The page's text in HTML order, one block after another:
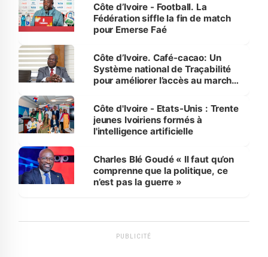
Côte d’Ivoire - Football. La
Fédération siffle la fin de match
pour Emerse Faé
Côte d’Ivoire. Café-cacao: Un
Système national de Traçabilité
pour améliorer l’accès au marché
Côte d'Ivoire - Etats-Unis : Trente
jeunes Ivoiriens formés à
l'intelligence artificielle
Charles Blé Goudé « Il faut qu’on
comprenne que la politique, ce
n’est pas la guerre »
PUBLICITÉ